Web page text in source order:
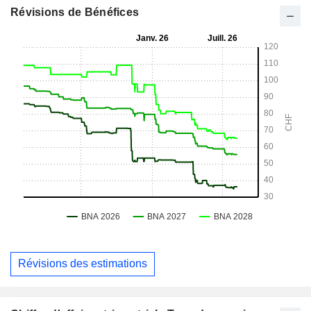
Révisions de Bénéfices
Révisions des estimations